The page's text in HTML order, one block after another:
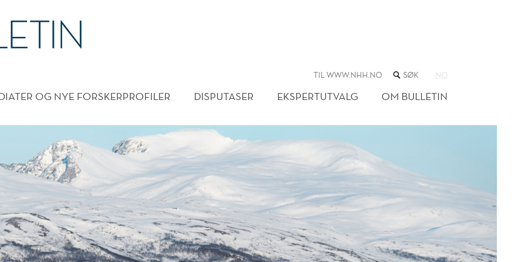
TIL WWW.NHH.NO SØK
NETTSTEDET
NO
OG NYE FORSKERPROFILER DISPUTASER EKSPERTUTVALG OM BULLETIN